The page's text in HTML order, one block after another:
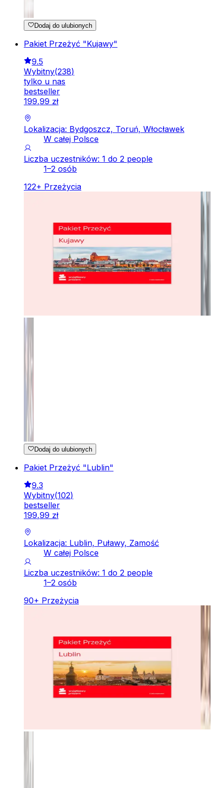
Dodaj do ulubionych
Pakiet Przeżyć "Kujawy"
9.5
Wybitny(238)
tylko u nas
bestseller
199,99 zł
Lokalizacja: Bydgoszcz, Toruń, Włocławek
W całej Polsce
Liczba uczestników: 1 do 2 people
1–2 osób
122+ Przeżycia
Dodaj do ulubionych
Pakiet Przeżyć "Lublin"
9.3
Wybitny(102)
bestseller
199,99 zł
Lokalizacja: Lublin, Puławy, Zamość
W całej Polsce
Liczba uczestników: 1 do 2 people
1–2 osób
90+ Przeżycia